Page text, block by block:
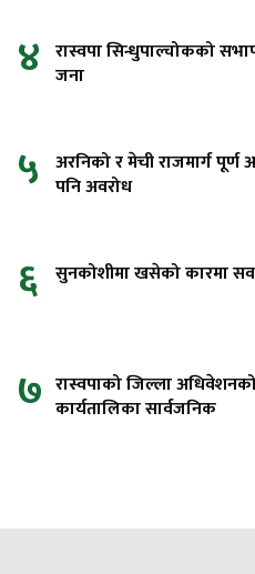
४ रास्वपा सिन्धुपाल्चोकको
जना
५ अरनिको र मेची राजमार्ग
पनि अवरोध
६ सुनकोशीमा खसेको कारमा
७ रास्वपाको जिल्ला
कार्यतालिका सार्वजनिक